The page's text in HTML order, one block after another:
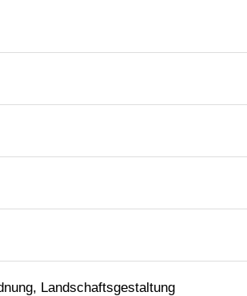
Landschaftsgestaltung